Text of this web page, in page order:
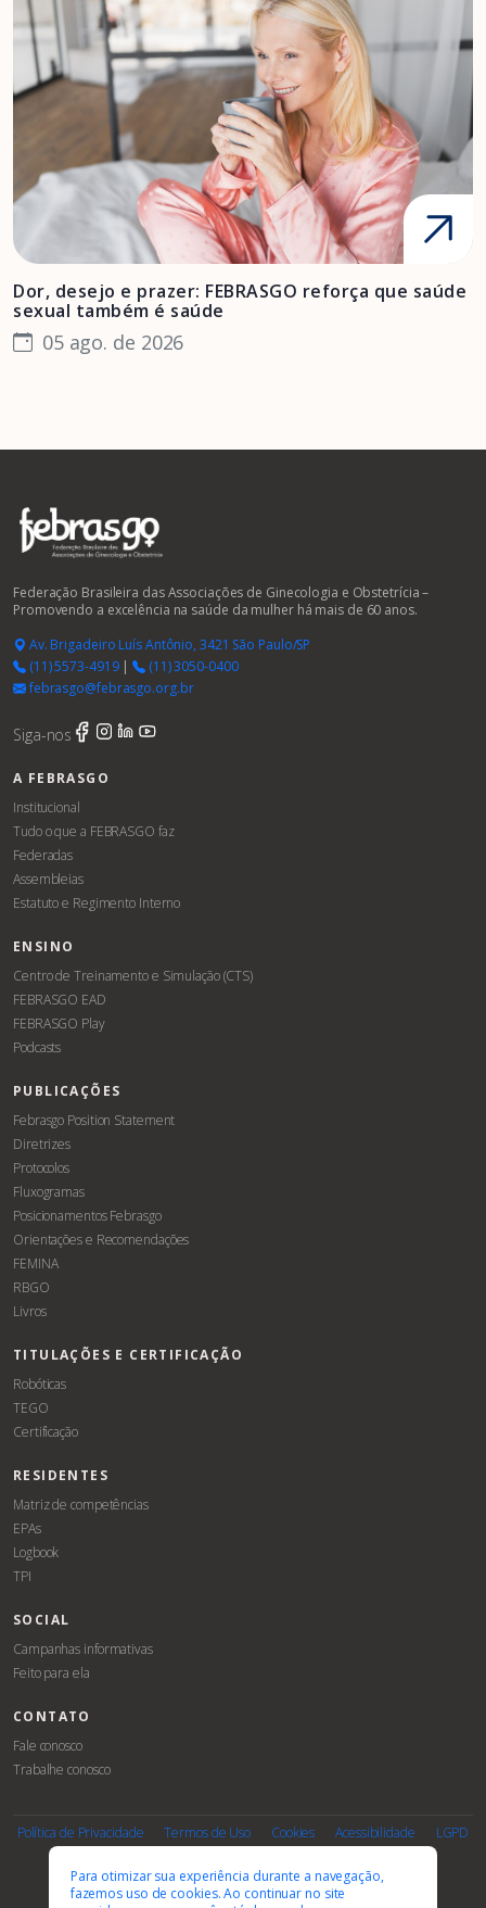
Dor, desejo e prazer: FEBRASGO reforça que saúde
sexual também é saúde
05 ago. de 2026
Federação Brasileira das Associações de Ginecologia e Obstetrícia –
Promovendo a excelência na saúde da mulher há mais de 60 anos.
Av. Brigadeiro Luís Antônio, 3421 São Paulo/SP
(11) 5573-4919|
(11) 3050-0400
febrasgo@febrasgo.org.br
Siga-nos
A FEBRASGO
Institucional
Tudo o que a FEBRASGO faz
Federadas
Assembleias
Estatuto e Regimento Interno
ENSINO
Centro de Treinamento e Simulação (CTS)
FEBRASGO EAD
FEBRASGO Play
Podcasts
PUBLICAÇÕES
Febrasgo Position Statement
Diretrizes
Protocolos
Fluxogramas
Posicionamentos Febrasgo
Orientações e Recomendações
FEMINA
RBGO
Livros
TITULAÇÕES E CERTIFICAÇÃO
Robóticas
TEGO
Certificação
RESIDENTES
Matriz de competências
EPAs
Logbook
TPI
SOCIAL
Campanhas informativas
Feito para ela
CONTATO
Fale conosco
Trabalhe conosco
Política de Privacidade Termos de Uso Cookies Acessibilidade LGPD
PARCEIROS E AFILIAÇÕES
Para otimizar sua experiência durante a navegação,
fazemos uso de cookies. Ao continuar no site